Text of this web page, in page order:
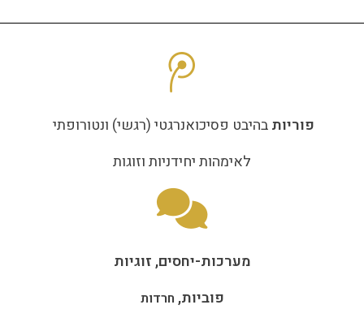
פוריותבהיבט פסיכואנרגטי (רגשי) ונטורופתי
לאימהות יחידניות וזוגות
מערכות-יחסים, זוגיות
פוביות, חרדות